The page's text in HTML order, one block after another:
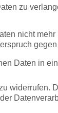
zu
nicht
Daten in
widerrufen.